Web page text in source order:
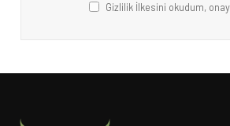
Gizlilik İlkesini okudum,